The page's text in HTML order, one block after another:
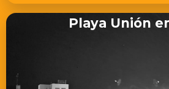
Playa Unión